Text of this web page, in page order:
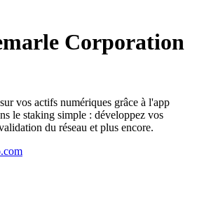
Corporation
vos actifs numériques grâce à l'app
le staking simple : développez vos
du réseau et plus encore.